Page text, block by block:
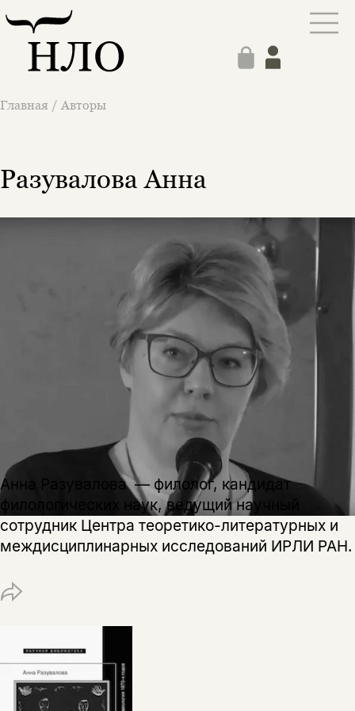
Главная / Авторы
Разувалова Анна
Анна Разувалова — филолог, кандидат
филологических наук, ведущий научный
сотрудник Центра теоретико-литературных и
междисциплинарных исследований ИРЛИ РАН.
Подписка на рассылку
Этой книги временно
нет в продаже.